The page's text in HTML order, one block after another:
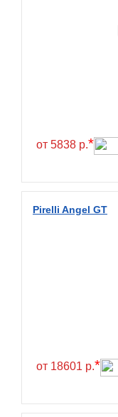
Titan
Wanmao
Wincross
от 5838 р.*
Pirelli Angel GT
от 18601 р.*